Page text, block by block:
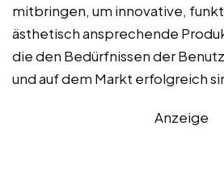
mitbringen, um innovative,
ästhetisch ansprechende
die den Bedürfnissen der
und auf dem Markt erfolgreich
Anzeige